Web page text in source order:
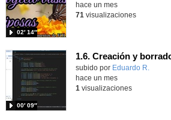
02′ 14″
hace un mes
71 visualizaciones
Contenido educativo.
subido por Eduardo R.
00′ 09″
hace un mes
1 visualizaciones